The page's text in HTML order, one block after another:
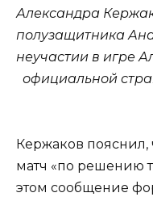
Александра
полузащитника
неучастии в игре
официальной
Кержаков пояснил,
матч «по решению
этом сообщение